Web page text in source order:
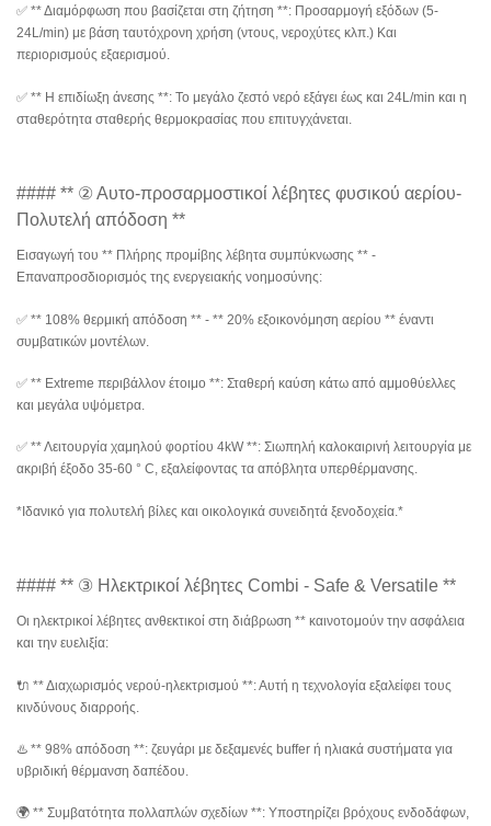
✅ ** Διαμόρφωση που βασίζεται στη ζήτηση **: Προσαρμογή εξόδων (5-
24L/min) με βάση ταυτόχρονη χρήση (ντους, νεροχύτες κλπ.) Και
περιορισμούς εξαερισμού.
✅ ** Η επιδίωξη άνεσης **: Το μεγάλο ζεστό νερό εξάγει έως και 24L/min και η
σταθερότητα σταθερής θερμοκρασίας που επιτυγχάνεται.
#### ** ② Αυτο-προσαρμοστικοί λέβητες φυσικού αερίου-
Πολυτελή απόδοση **
Εισαγωγή του ** Πλήρης προμίβης λέβητα συμπύκνωσης ** -
Επαναπροσδιορισμός της ενεργειακής νοημοσύνης:
✅ ** 108% θερμική απόδοση ** - ** 20% εξοικονόμηση αερίου ** έναντι
συμβατικών μοντέλων.
✅ ** Extreme περιβάλλον έτοιμο **: Σταθερή καύση κάτω από αμμοθύελλες
και μεγάλα υψόμετρα.
✅ ** Λειτουργία χαμηλού φορτίου 4kW **: Σιωπηλή καλοκαιρινή λειτουργία με
ακριβή έξοδο 35-60 ° C, εξαλείφοντας τα απόβλητα υπερθέρμανσης.
*Ιδανικό για πολυτελή βίλες και οικολογικά συνειδητά ξενοδοχεία.*
#### ** ③ Ηλεκτρικοί λέβητες Combi - Safe & Versatile **
Οι ηλεκτρικοί λέβητες ανθεκτικοί στη διάβρωση ** καινοτομούν την ασφάλεια
και την ευελιξία:
🔌 ** Διαχωρισμός νερού-ηλεκτρισμού **: Αυτή η τεχνολογία εξαλείφει τους
κινδύνους διαρροής.
♨️ ** 98% απόδοση **: ζευγάρι με δεξαμενές buffer ή ηλιακά συστήματα για
υβριδική θέρμανση δαπέδου.
🌍 ** Συμβατότητα πολλαπλών σχεδίων **: Υποστηρίζει βρόχους ενδοδάφων,